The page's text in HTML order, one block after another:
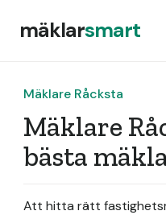
mäklarsmart
Mäklare Råcksta
Mäklare
bästa
Att hitta rätt